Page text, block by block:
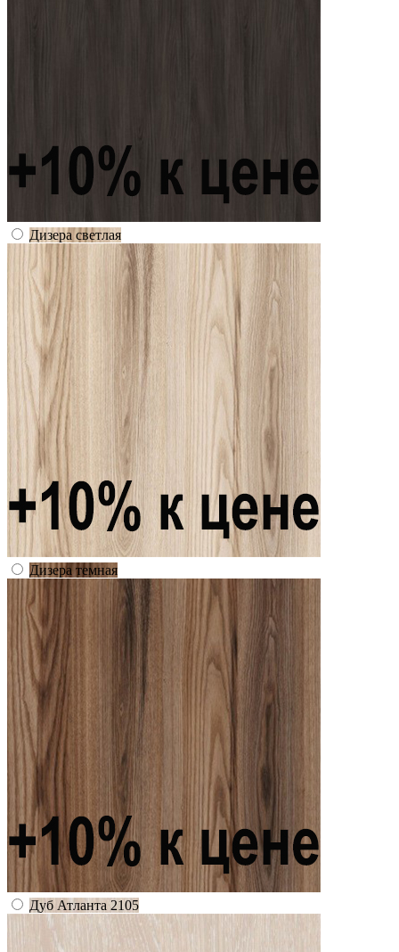
Дизера светлая
Дизера темная
Дуб Атланта 2105